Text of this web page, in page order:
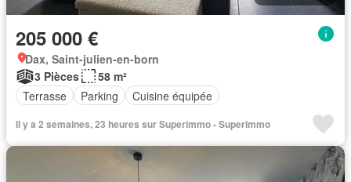
205 000 €
Dax, Saint-julien-en-born
3 Pièces
58 m²
Terrasse
Parking Cuisine équipée
Il y a 2 semaines, 23 heures sur Superimmo - Superimmo